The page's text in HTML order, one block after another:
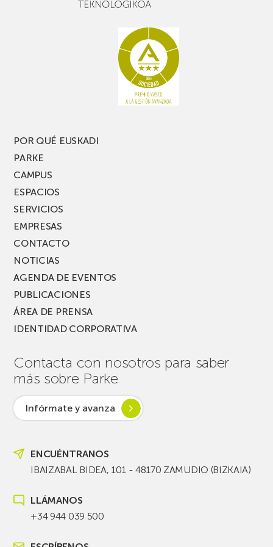
PARKEA
MUSIK
POR QUÉ EUSKADI
PARKE
CAMPUS
ESPACIOS
SERVICIOS
EMPRESAS
CONTACTO
NOTICIAS
AGENDA DE EVENTOS
PUBLICACIONES
ÁREA DE PRENSA
IDENTIDAD CORPORATIVA
Contacta con nosotros para saber
más sobre Parke
Infórmate y avanza
ENCUÉNTRANOS
IBAIZABAL BIDEA, 101 - 48170 ZAMUDIO (BIZKAIA)
LLÁMANOS
+34 944 039 500